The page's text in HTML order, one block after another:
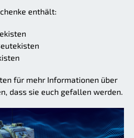
enthält:
für mehr Informationen über
dass sie euch gefallen werden.